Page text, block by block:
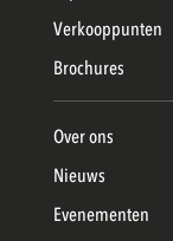
Verkooppunten
Brochures
Over ons
Nieuws
Evenementen